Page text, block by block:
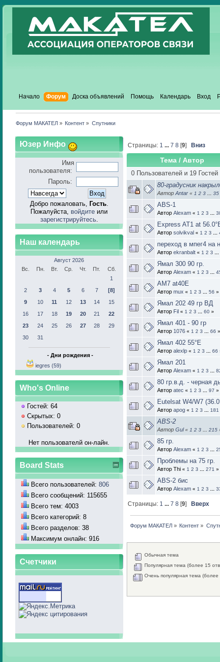
Начало Форум Доска объявлений Помощь Календарь Вход
Форум МАКАТЕЛ » Контент » Спутники
Юзер Инфо
Имя
пользователя:
Пароль:
Добро пожаловать, Гость.
Пожалуйста, войдите или
зарегистрируйтесь.
Наш календарь
Август 2026
Вс.
Пн. Вт. Ср. Чт. Пт.
Сб.
1
2
3 4 5 6 7
[8]
9
10 11 12 13 14
15
16
17 18 19 20 21
22
23
24 25 26 27 28
29
30
31
- Дни рождения -
iegres (59)
Who's Online
Гостей: 64
Скрытых: 0
Пользователей: 0
Нет пользователй он-лайн.
Board Stats
Всего пользователей: 806
Всего сообщений: 115655
Всего тем: 4003
Всего категорий: 8
Всего разделов: 38
Максимум онлайн: 916
Счетчики
Страницы: 1 ...7 8 [9]Вниз
Тема/ Автор
0 Пользователей и 19
80-градусник
Автор Antar « 1 2 3 ... 35
ABS-1
Автор Alexam « 1 2 3 ...
Express AT1 at
Автор solvikval « 1 2 3 ...
переход в мпег4 на
Автор ekranbalt « 1 2 3 ...
Ямал 300 90 гр.
Автор Alexam « 1 2 3 ...
AM7 at40E
Автор mux « 1 2 3 ... 56 »
Ямал 202 49 гр ВД
Автор Fil « 1 2 3 ... 60»
Ямал 401 - 90 гр
Автор 1076 « 1 2 3 ... 66 »
Ямал 402 55°Е
Автор alexlp « 1 2 3 ... 66
Ямал 201
Автор Alexam « 1 2 3 ...
80 гр.в.д. - черная
Автор atec « 1 2 3 ... 97 »
Eutelsat W4/W7
Автор apog « 1 2 3 ... 181
ABS-2
Автор Gul « 1 2 3 ... 215
85 гр.
Автор Alexam « 1 2 3 ...
Проблемы на 75 гр.
Автор Thi « 1 2 3 ... 271 »
ABS-2 бис
Автор Alexam « 1 2 3 ...
Страницы: 1 ...7 8 [9] Вверх
Форум МАКАТЕЛ» Контент »
Обычная тема
Популярная тема (более 15
Очень популярная тема (более